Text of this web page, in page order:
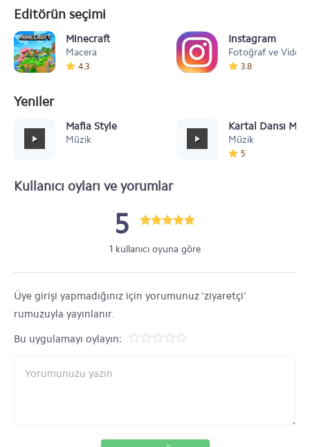
Editörün seçimi
Minecraft
Macera
4.3
Instagram
Fotoğraf ve Video
3.8
Yeniler
Mafia Style
Müzik
Kartal Dansı
Müzik
5
Kullanıcı oyları ve yorumlar
5
1 kullanıcı oyuna göre
Üye girişi yapmadığınız için yorumunuz 'ziyaretçi'
rumuzuyla yayınlanır.
Bu uygulamayı oylayın: